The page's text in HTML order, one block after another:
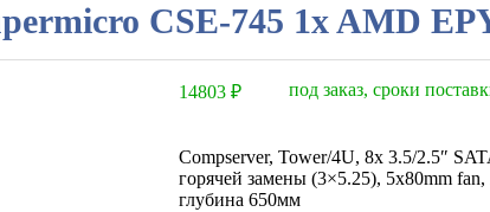
CSE-745 1x AMD
14803 ₽ под заказ, сроки
Compserver, Tower/4U, 8x 3.5/2.5″
горячей замены (3×5.25), 5x80mm
глубина 650мм